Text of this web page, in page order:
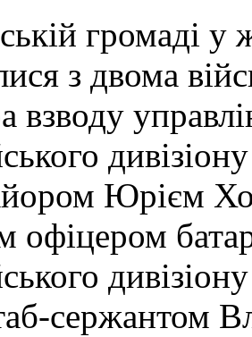
громаді у
з двома
взводу
Юрієм
сержантом